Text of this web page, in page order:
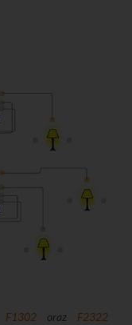
F1302oraz F2322